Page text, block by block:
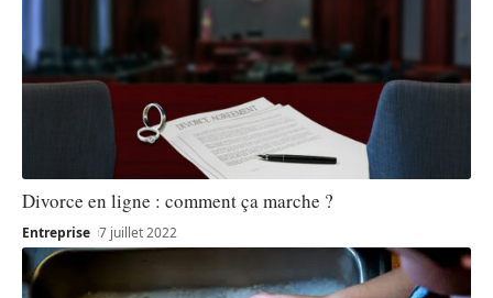
Divorce en ligne : comment ça marche ?
Entreprise 7 juillet 2022